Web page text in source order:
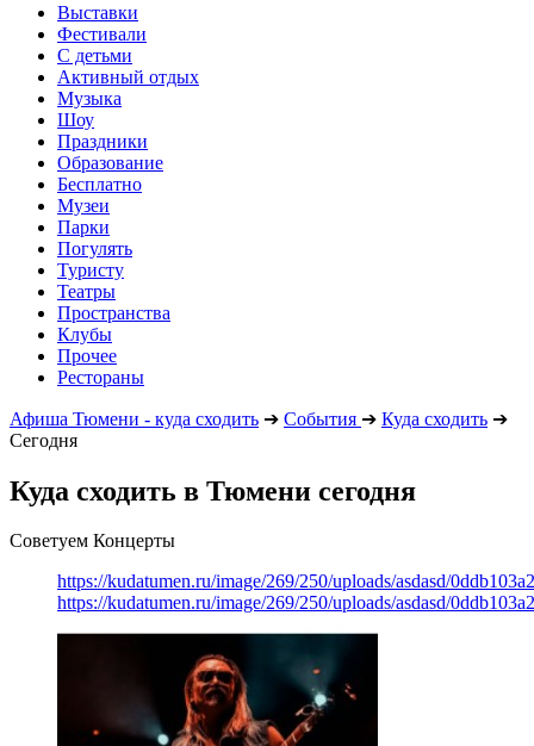
Выставки
Фестивали
С детьми
Активный отдых
Музыка
Шоу
Праздники
Образование
Бесплатно
Музеи
Парки
Погулять
Туристу
Театры
Пространства
Клубы
Прочее
Рестораны
Афиша Тюмени - куда сходить ➔ События ➔ Куда сходить ➔
Сегодня
Куда сходить в Тюмени сегодня
Советуем Концерты
https://kudatumen.ru/image/269/250/uploads/asdasd/
https://kudatumen.ru/image/269/250/uploads/asdasd/